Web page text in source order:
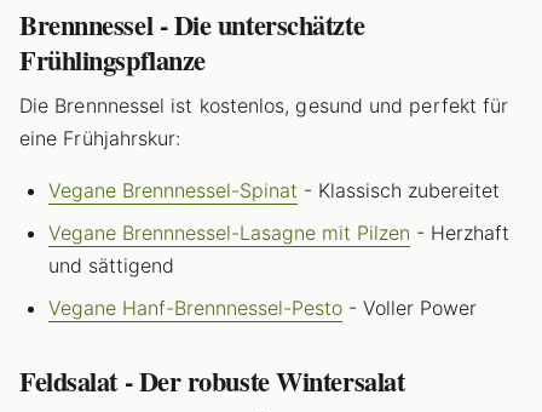
Brennnessel - Die unterschätzte
Frühlingspflanze
Die Brennnessel ist kostenlos, gesund und perfekt für
eine Frühjahrskur:
Vegane Brennnessel-Spinat - Klassisch zubereitet
Vegane Brennnessel-Lasagne mit Pilzen - Herzhaft
und sättigend
Vegane Hanf-Brennnessel-Pesto - Voller Power
Feldsalat - Der robuste Wintersalat